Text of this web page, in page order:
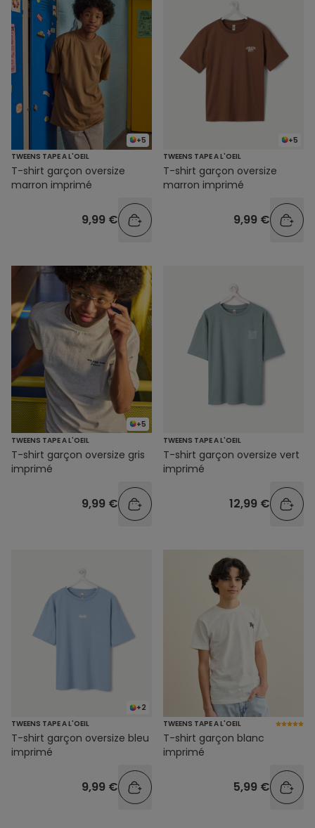
+5
TWEENS TAPE A L'OEIL
T-shirt garçon oversize
marron imprimé
9,99 €
+5
TWEENS TAPE A L'OEIL
T-shirt garçon oversize
marron imprimé
9,99 €
+5
TWEENS TAPE A L'OEIL
T-shirt garçon oversize gris
imprimé
9,99 €
TWEENS TAPE A L'OEIL
T-shirt garçon oversize vert
imprimé
12,99 €
+2
TWEENS TAPE A L'OEIL
T-shirt garçon oversize bleu
imprimé
9,99 €
TWEENS TAPE A L'OEIL
T-shirt garçon blanc
imprimé
5,99 €